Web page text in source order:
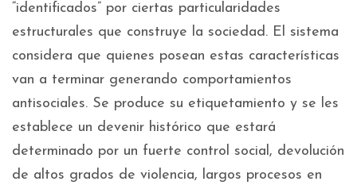
“identificados” por ciertas particularidades
estructurales que construye la sociedad. El sistema
considera que quienes posean estas características
van a terminar generando comportamientos
antisociales. Se produce su etiquetamiento y se les
establece un devenir histórico que estará
determinado por un fuerte control social, devolución
de altos grados de violencia, largos procesos en